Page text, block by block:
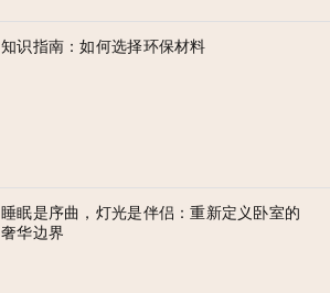
知识指南：如何选择环保材料
睡眠是序曲，灯光是伴侣：重新定义卧室的
奢华边界